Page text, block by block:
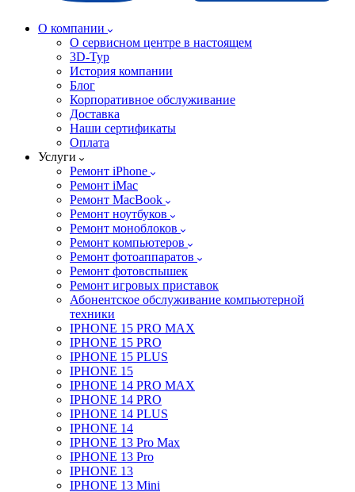
О компании
О сервисном центре в настоящем
3D-Тур
История компании
Блог
Корпоративное обслуживание
Доставка
Наши сертификаты
Оплата
Услуги
Ремонт iPhone
Ремонт iMac
Ремонт MacBook
Ремонт ноутбуков
Ремонт моноблоков
Ремонт компьютеров
Ремонт фотоаппаратов
Ремонт фотовспышек
Ремонт игровых приставок
Абонентское обслуживание компьютерной
техники
IPHONE 15 PRO MAX
IPHONE 15 PRO
IPHONE 15 PLUS
IPHONE 15
IPHONE 14 PRO MAX
IPHONE 14 PRO
IPHONE 14 PLUS
IPHONE 14
IPHONE 13 Pro Max
IPHONE 13 Pro
IPHONE 13
IPHONE 13 Mini